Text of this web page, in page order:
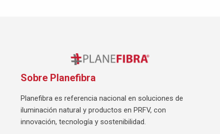
Sobre Planefibra
Planefibra es referencia nacional en soluciones de
iluminación natural y productos en PRFV, con
innovación, tecnología y sostenibilidad.